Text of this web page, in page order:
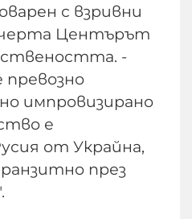
с взривни
Центърът
-
превозно
импровизирано
е
от Украйна,
през